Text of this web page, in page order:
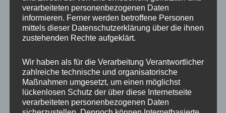
Ähnliche Produkte
verarbeiteten personenbezogenen Daten
informieren. Ferner werden betroffene Personen
mittels dieser Datenschutzerklärung über die ihnen
zustehenden Rechte aufgeklärt.
Wir haben als für die Verarbeitung Verantwortlicher
zahlreiche technische und organisatorische
Maßnahmen umgesetzt, um einen möglichst
lückenlosen Schutz der über diese Internetseite
verarbeiteten personenbezogenen Daten